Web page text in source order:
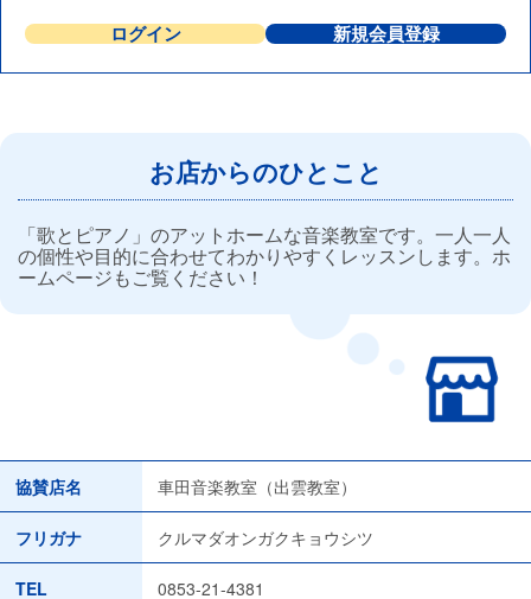
ログイン 新規会員登録
お店からのひとこと
「歌とピアノ」のアットホームな音楽教室です。一人一人
の個性や目的に合わせてわかりやすくレッスンします。ホ
ームページもご覧ください！
協賛店名 車田音楽教室（出雲教室）
フリガナ クルマダオンガクキョウシツ
TEL 0853-21-4381